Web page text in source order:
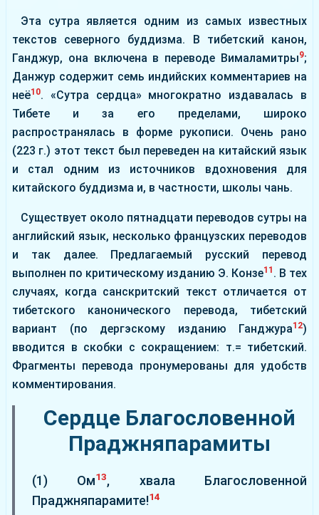
Эта сутра является одним из самых известных
текстов северного буддизма. В тибетский канон,
Ганджур, она включена в переводе Вималамитры9;
Данжур содержит семь индийских комментариев на
неё10. «Сутра сердца» многократно издавалась в
Тибете и за его пределами, широко
распространялась в форме рукописи. Очень рано
(223 г.) этот текст был переведен на китайский язык
и стал одним из источников вдохновения для
китайского буддизма и, в частности, школы чань.
Существует около пятнадцати переводов сутры на
английский язык, несколько французских переводов
и так далее. Предлагаемый русский перевод
выполнен по критическому изданию Э. Конзе11 . В тех
случаях, когда санскритский текст отличается от
тибетского канонического перевода, тибетский
вариант (по дергэскому изданию Ганджура12)
вводится в скобки с сокращением: т.= тибетский.
Фрагменты перевода пронумерованы для удобств
комментирования.
Сердце Благословенной
Праджняпарамиты
(1) Ом13, хвала Благословенной
Праджняпарамите!14